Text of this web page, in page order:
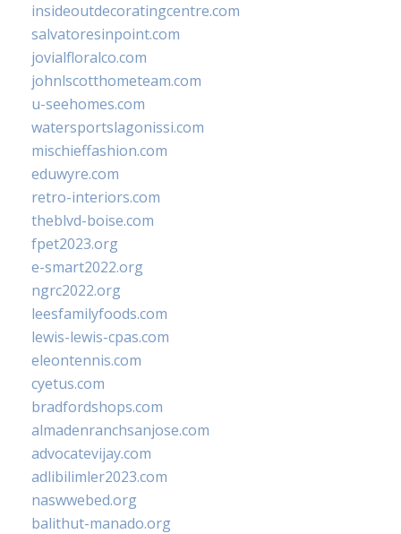
insideoutdecoratingcentre.com
salvatoresinpoint.com
jovialfloralco.com
johnlscotthometeam.com
u-seehomes.com
watersportslagonissi.com
mischieffashion.com
eduwyre.com
retro-interiors.com
theblvd-boise.com
fpet2023.org
e-smart2022.org
ngrc2022.org
leesfamilyfoods.com
lewis-lewis-cpas.com
eleontennis.com
cyetus.com
bradfordshops.com
almadenranchsanjose.com
advocatevijay.com
adlibilimler2023.com
naswwebed.org
balithut-manado.org